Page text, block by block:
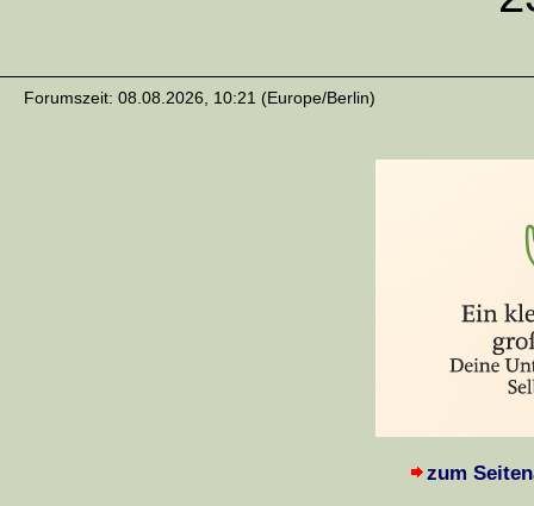
Forumszeit: 08.08.2026, 10:21 (Europe/Berlin)
zum